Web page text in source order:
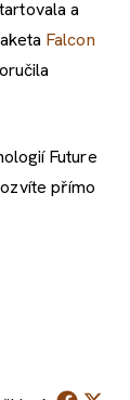
a
Falcon
Future
přímo